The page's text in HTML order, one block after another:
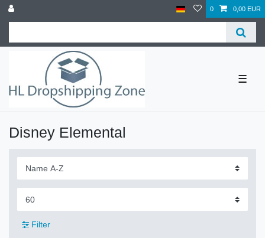
0 0,00 EUR
☰
Disney Elemental
Filter